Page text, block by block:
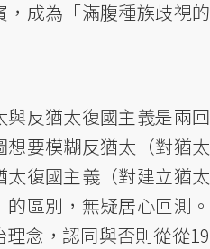
成為「滿腹種族歧視的
反猶太復國主義是兩回
要模糊反猶太（對猶太
復國主義（對建立猶太
區別，無疑居心叵測。
念，認同與否則從從19